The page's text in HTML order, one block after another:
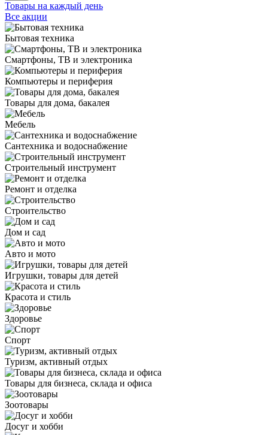
Товары на каждый день
Все акции
Бытовая техника
Смартфоны, ТВ и электроника
Компьютеры и периферия
Товары для дома, бакалея
Мебель
Сантехника и водоснабжение
Строительный инструмент
Ремонт и отделка
Строительство
Дом и сад
Авто и мото
Игрушки, товары для детей
Красота и стиль
Здоровье
Спорт
Туризм, активный отдых
Товары для бизнеса, склада и офиса
Зоотовары
Досуг и хобби